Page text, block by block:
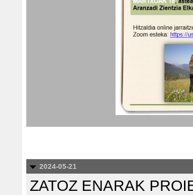
2024-05-21
ZATOZ ENARAK